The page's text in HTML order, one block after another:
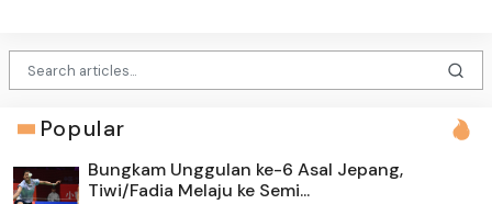
Popular
Bungkam Unggulan ke-6 Asal Jepang,
Tiwi/Fadia Melaju ke Semi...